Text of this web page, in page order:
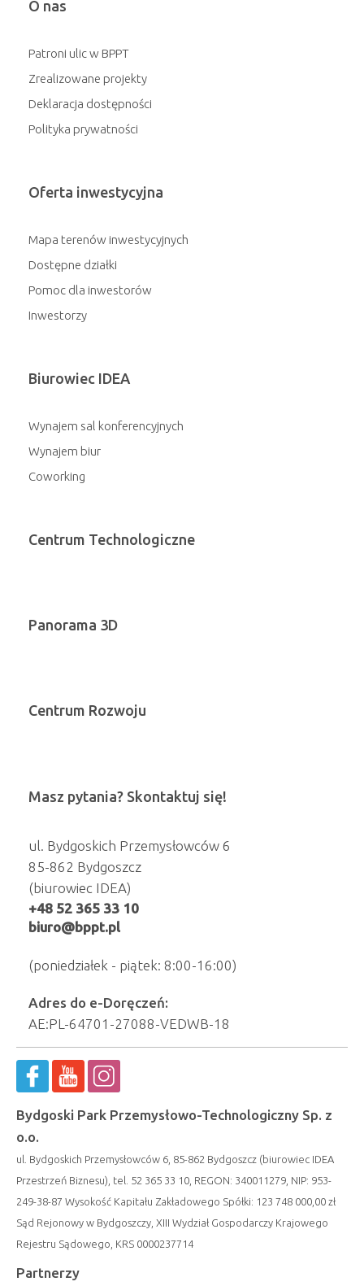
O nas
Patroni ulic w BPPT
Zrealizowane projekty
Deklaracja dostępności
Polityka prywatności
Oferta inwestycyjna
Mapa terenów inwestycyjnych
Dostępne działki
Pomoc dla inwestorów
Inwestorzy
Biurowiec IDEA
Wynajem sal konferencyjnych
Wynajem biur
Coworking
Centrum Technologiczne
Panorama 3D
Centrum Rozwoju
Masz pytania? Skontaktuj się!
ul. Bydgoskich Przemysłowców 6
85-862 Bydgoszcz
(biurowiec IDEA)
+48 52 365 33 10
biuro@bppt.pl
(poniedziałek - piątek: 8:00-16:00)
Adres do e-Doręczeń:
AE:PL-64701-27088-VEDWB-18
Bydgoski Park Przemysłowo-Technologiczny Sp. z
o.o.
ul. Bydgoskich Przemysłowców 6, 85-862 Bydgoszcz (biurowiec IDEA
Przestrzeń Biznesu), tel. 52 365 33 10, REGON: 340011279, NIP: 953-
249-38-87 Wysokość Kapitału Zakładowego Spółki: 123 748 000,00 zł
Sąd Rejonowy w Bydgoszczy, XIII Wydział Gospodarczy Krajowego
Rejestru Sądowego, KRS 0000237714
Partnerzy